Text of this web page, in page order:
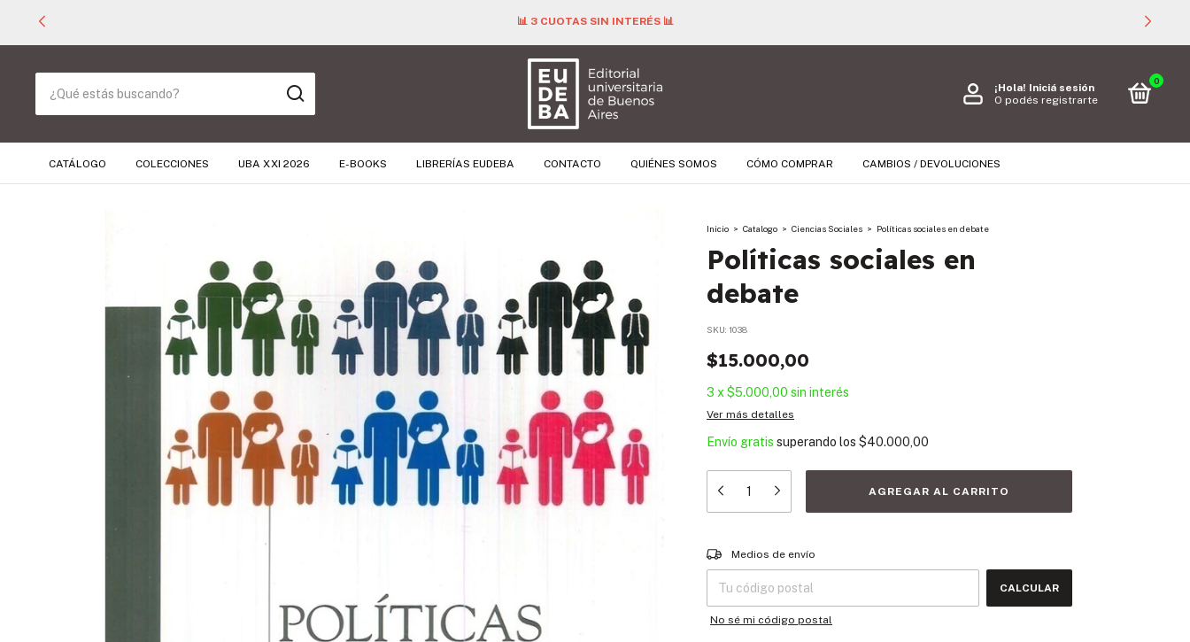
📊 3 CUOTAS SIN INTERÉS 📊
¡Hola! Iniciá sesión
O podés registrarte
0
CATÁLOGO COLECCIONES UBA XXI 2026 E-BOOKS LIBRERÍAS EUDEBA CONTACTO QUIÉNES SOMOS CÓMO COMPRAR CAMBIOS / DEVOLUCIONES
Inicio > Catalogo > Ciencias Sociales > Políticas sociales en debate
Políticas sociales en
debate
SKU: 1038
$15.000,00
3 x $5.000,00 sin interés
Ver más detalles
Envío gratis superando los $40.000,00
Entregas para el CP:
Medios de envío
CALCULAR
No sé mi código postal